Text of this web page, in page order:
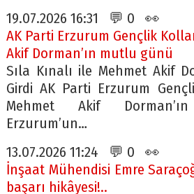
19.07.2026 16:31 💬 0 👀
AK Parti Erzurum Gençlik
Akif Dorman’ın mutlu günü
Sıla Kınalı ile Mehmet Akif
Girdi AK Parti Erzurum
Mehmet Akif
Erzurum’un…
13.07.2026 11:24 💬 0 👀
İnşaat Mühendisi Emre
başarı hikâyesi!..